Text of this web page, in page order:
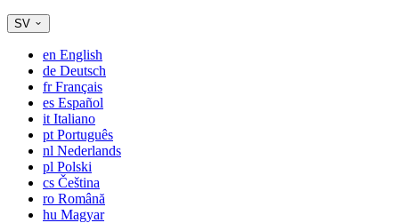
SV
en English
de Deutsch
frFrançais
es Español
it Italiano
pt Português
nl Nederlands
pl Polski
cs Čeština
ro Română
hu Magyar